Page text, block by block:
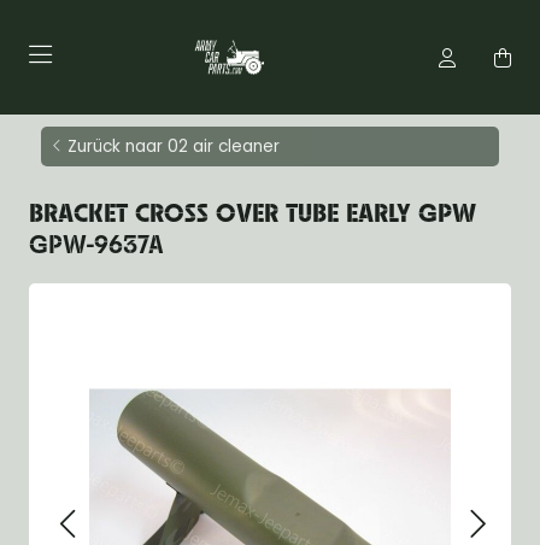
Zurück naar 02 air cleaner
BRACKET CROSS OVER TUBE EARLY GPW
GPW-9637A